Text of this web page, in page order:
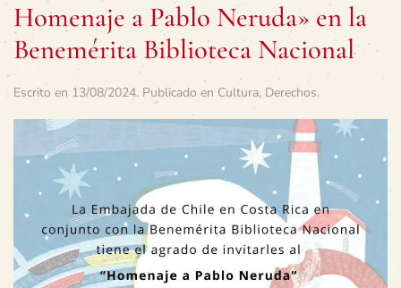
Homenaje a Pablo Neruda» en la
Benemérita Biblioteca Nacional
Escrito en 13/08/2024. Publicado en Cultura, Derechos.